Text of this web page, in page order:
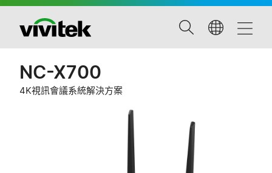
NC-X700
4K視訊會議系統解決方案